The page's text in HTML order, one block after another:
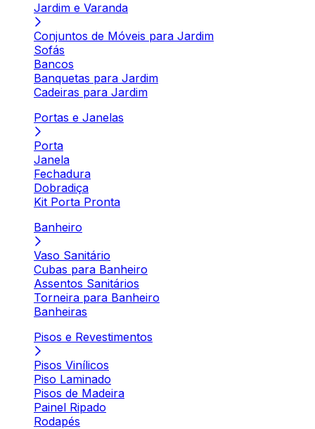
Jardim e Varanda
Conjuntos de Móveis para Jardim
Sofás
Bancos
Banquetas para Jardim
Cadeiras para Jardim
Portas e Janelas
Porta
Janela
Fechadura
Dobradiça
Kit Porta Pronta
Banheiro
Vaso Sanitário
Cubas para Banheiro
Assentos Sanitários
Torneira para Banheiro
Banheiras
Pisos e Revestimentos
Pisos Vinílicos
Piso Laminado
Pisos de Madeira
Painel Ripado
Rodapés